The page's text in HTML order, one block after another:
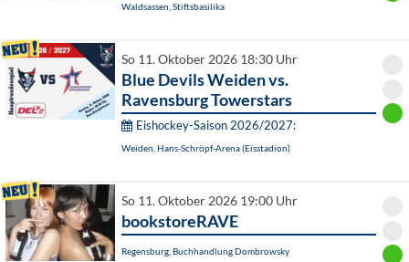
Waldsassen, Stiftsbasilika
So 11. Oktober 2026 18:30 Uhr
Blue Devils Weiden vs.
Ravensburg Towerstars
Eishockey-Saison 2026/2027:
Weiden, Hans-Schröpf-Arena (Eisstadion)
So 11. Oktober 2026 19:00 Uhr
bookstoreRAVE
Regensburg, Buchhandlung Dombrowsky